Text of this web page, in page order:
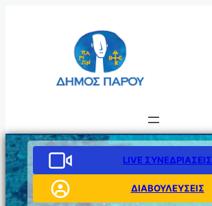
LIVE ΣΥΝΕΔΡΙΑΣΕΙΣ
ΔΙΑΒΟΥΛΕΥΣΕΙΣ